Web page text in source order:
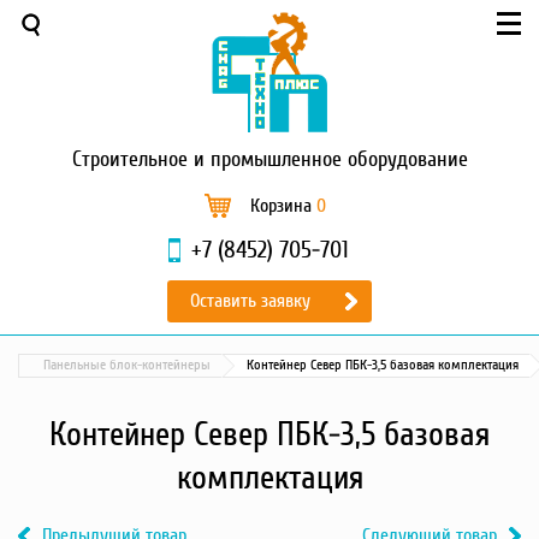
Строительное и промышленное оборудование
Корзина 0
+7 (8452) 705-701
Оставить заявку
Панельные блок-контейнеры Контейнер Север ПБК-3,5 базовая комплектация
Контейнер Север ПБК-3,5 базовая
комплектация
Меню
Доставка и оплата
Садовая техника
Промышленный обогрев
Строительные леса
Моечное оборудование
Запчасти для малой